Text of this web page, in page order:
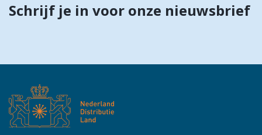
Schrijf je in voor onze nieuwsbrief